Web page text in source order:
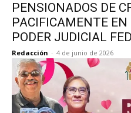
PENSIONADOS DE
PACIFICAMENTE EN
PODER JUDICIAL
Redacción - 4 de junio de 2026